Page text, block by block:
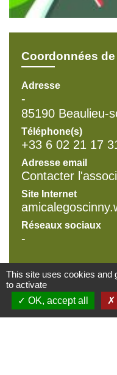
Coordonnées
Adresse
-
85190 Beaulieu-
Téléphone(s)
+33 6 02 21 17
Adresse email
Contacter
Site Internet
Réseaux sociaux
-
This site uses cookies and
to activate
OK, accept all